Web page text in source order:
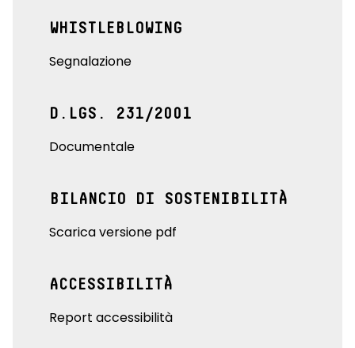
WHISTLEBLOWING
Segnalazione
D.LGS. 231/2001
Documentale
BILANCIO DI SOSTENIBILITÀ
Scarica versione pdf
ACCESSIBILITÀ
Report accessibilità